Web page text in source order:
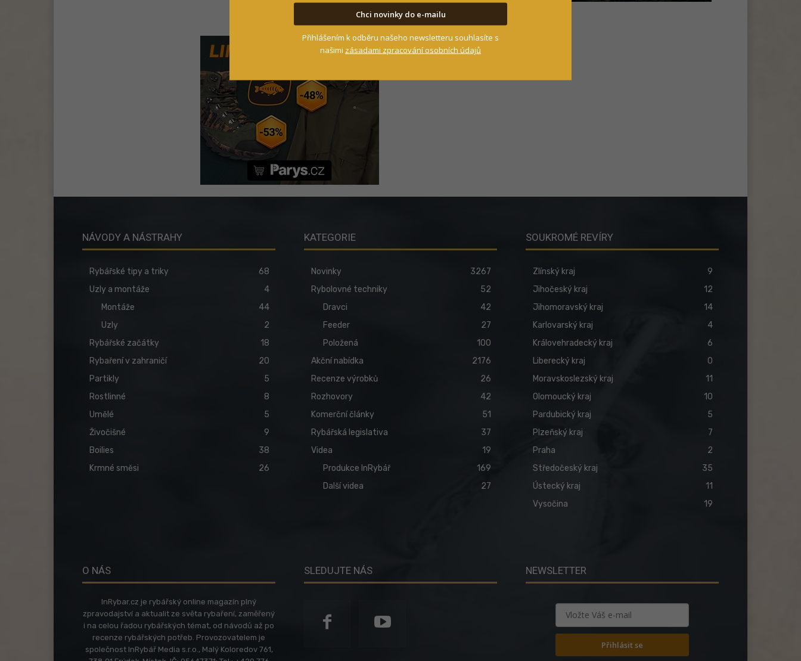
NÁVODY A NÁSTRAHY
Rybářské tipy a triky
68
Uzly a montáže
4
Montáže
44
Uzly
2
Rybářské začátky
18
Rybaření v zahraničí
20
Partikly
5
Rostlinné
8
Umělé
5
Živočišné
9
Boilies
38
Krmné směsi
26
KATEGORIE
Novinky
3267
Rybolovné techniky
52
Dravci
42
Feeder
27
Položená
100
Akční nabídka
2176
Recenze výrobků
26
Rozhovory
42
Komerční články
51
Rybářská legislativa
37
Videa
19
Produkce InRybář
169
Další videa
27
SOUKROMÉ REVÍRY
Zlínský kraj
9
Jihočeský kraj
12
Jihomoravský kraj
14
Karlovarský kraj
4
Královehradecký kraj
6
Liberecký kraj
0
Moravskoslezský kraj
11
Olomoucký kraj
10
Pardubický kraj
5
Plzeňský kraj
7
Praha
2
Středočeský kraj
35
Ústecký kraj
11
Vysočina
19
O NÁS
InRybar.cz je rybářský online magazín plný
zpravodajství a aktualit ze světa rybaření, zaměřený
i na celou řadou rybářských témat, od návodů až po
recenze rybářských potřeb. Provozovatelem je
společnost InRybář Media s.r.o., Malý Koloredov 761,
SLEDUJTE NÁS NEWSLETTER
Přihlásit se
Chci novinky do e-mailu
Přihlášením k odběru našeho newsletteru souhlasíte s
našimi zásadami zpracování osobních údajů